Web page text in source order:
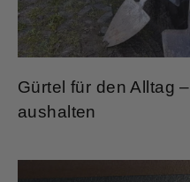
Gürtel für den Alltag
aushalten